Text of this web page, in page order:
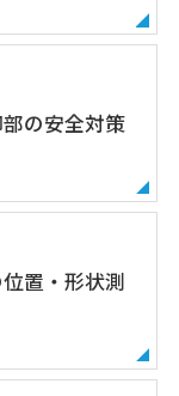
の安全対策
置・形状測